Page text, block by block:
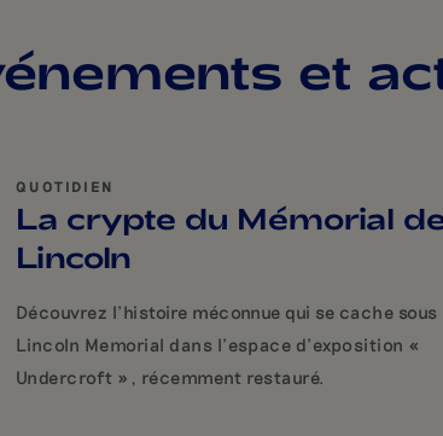
et
QUOTIDIEN
La crypte du Mémorial
Lincoln
Découvrez l'histoire méconnue qui se cache sous
Lincoln Memorial dans l'espace d'exposition «
Undercroft », récemment restauré.